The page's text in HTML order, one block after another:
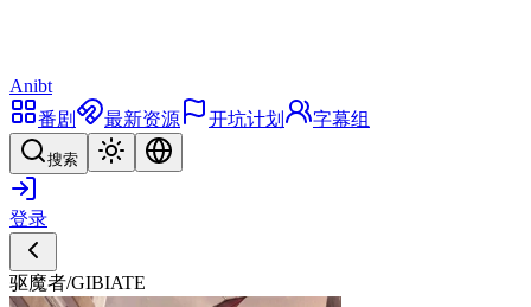
Anibt
番剧
最新资源 开坑计划 字幕组
搜索
登录
驱魔者/GIBIATE